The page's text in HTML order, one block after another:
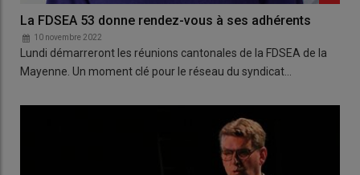
La FDSEA 53 donne rendez-vous à ses adhérents
10 novembre 2022
Lundi démarreront les réunions cantonales de la FDSEA de la
Mayenne. Un moment clé pour le réseau du syndicat…